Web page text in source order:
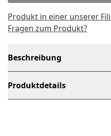
Produkt in einer unserer
Fragen zum Produkt?
Beschreibung
Produktdetails